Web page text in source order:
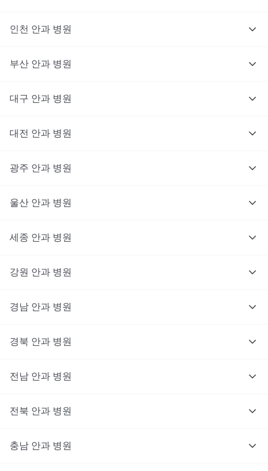
인천 안과 병원
부산 안과 병원
대구 안과 병원
대전 안과 병원
광주 안과 병원
울산 안과 병원
세종 안과 병원
강원 안과 병원
경남 안과 병원
경북 안과 병원
전남 안과 병원
전북 안과 병원
충남 안과 병원
대기없이 진료를 받고 싶으신가요?